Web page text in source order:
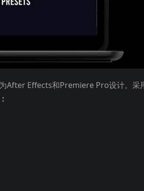
After Effects和Premiere Pro设计。采